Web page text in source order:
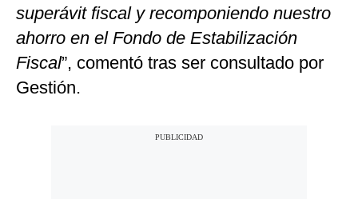
superávit fiscal y recomponiendo nuestro
ahorro en el Fondo de Estabilización
Fiscal”, comentó tras ser consultado por
Gestión.